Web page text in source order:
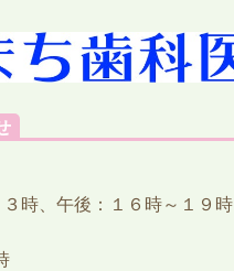
時、午後：１６時～１９時